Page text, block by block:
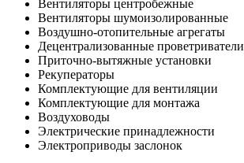
Вентиляторы центробежные
Вентиляторы шумоизолированные
Воздушно-отопительные агрегаты
Децентрализованные проветриватели
Приточно-вытяжные установки
Рекуператоры
Комплектующие для вентиляции
Комплектующие для монтажа
Воздуховоды
Электрические принадлежности
Электроприводы заслонок